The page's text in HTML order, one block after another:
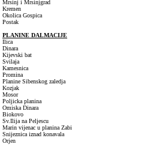
Mrsinj i Mrsinjgrad
Kremen
Okolica Gospica
Postak
PLANINE DALMACIJE
Ilica
Dinara
Kijevski bat
Svilaja
Kamesnica
Promina
Planine Sibenskog zaledja
Kozjak
Mosor
Poljicka planina
Omiska Dinara
Biokovo
Sv.Ilija na Peljescu
Marin vijenac u planina Zabi
Snijeznica iznad konavala
Orjen